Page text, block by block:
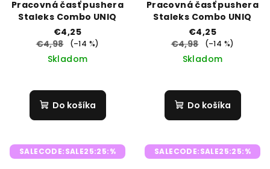
Pracovná časť pushera
Staleks Combo UNIQ
€4,25
€4,98
(–14 %)
Skladom
Do košíka
Pracovná časť pushera
Staleks Combo UNIQ
€4,25
€4,98
(–14 %)
Skladom
Do košíka
SALECODE:SALE25:25:% SALECODE:SALE25:25:%